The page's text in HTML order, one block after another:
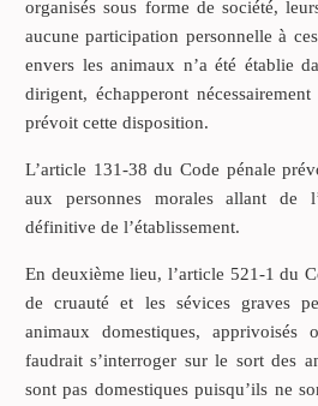
organisés sous forme de société,
aucune participation personnelle à
envers les animaux n’a été établie
dirigent, échapperont
prévoit cette disposition.
L’article 131-38 du Code pénale
aux personnes morales allant de
définitive de l’établissement.
En deuxième lieu, l’article 521-1 du
de cruauté et les sévices graves
animaux domestiques,
faudrait s’interroger sur le sort des
sont pas domestiques puisqu’ils ne